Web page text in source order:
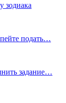
зодиака
подать…
задание…